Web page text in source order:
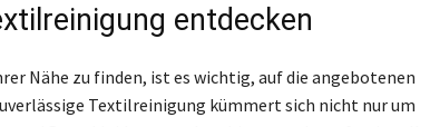
entdecken
Nähe zu finden, ist es wichtig, auf die angebotenen
Textilreinigung kümmert sich nicht nur um